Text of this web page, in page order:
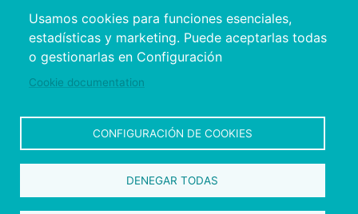
Usamos cookies para funciones esenciales,
estadísticas y marketing. Puede aceptarlas todas
o gestionarlas en Configuración
Cookie documentation
CONFIGURACIÓN DE COOKIES
DENEGAR TODAS
Copyright © 2026. Diputación de Pontevedra.
Reservados todos los derechos
Aviso
Accesibilidad
Protección de